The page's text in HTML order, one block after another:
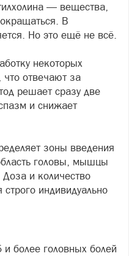
— вещества,
В
Но это ещё не всё.
некоторых
что отвечают за
решает сразу две
и снижает
зоны введения
головы, мышцы
и количество
индивидуально
более головных болей